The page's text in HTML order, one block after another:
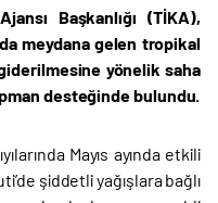
Başkanlığı (TİKA),
meydana gelen tropikal
yönelik saha
desteğinde bulundu.
Mayıs ayında etkili
şiddetli yağışlara bağlı